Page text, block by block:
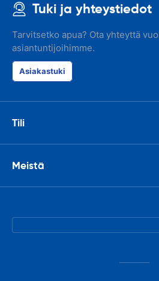
Tuki ja yhteystiedot
Tarvitsetko apua? Ota yhteyttä
asiantuntijoihimme.
Asiakastuki
Tili
Meistä